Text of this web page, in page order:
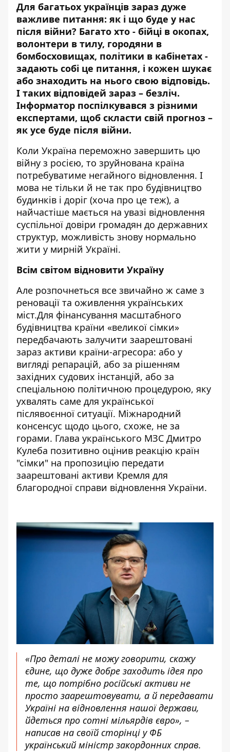
Для багатьох українців зараз дуже
важливе питання: як і що буде у нас
після війни? Багато хто - бійці в окопах,
волонтери в тилу, городяни в
бомбосховищах, політики в кабінетах -
задають собі це питання, і кожен шукає
або знаходить на нього свою відповідь.
І таких відповідей зараз – безліч.
Інформатор поспілкувався з різними
експертами, щоб скласти свій прогноз –
як усе буде після війни.
Коли Україна переможно завершить цю
війну з росією, то зруйнована країна
потребуватиме негайного відновлення. І
мова не тільки й не так про будівництво
будинків і доріг (хоча про це теж), а
найчастіше мається на увазі відновлення
суспільної довіри громадян до державних
структур, можливість знову нормально
жити у мирній Україні.
Всім світом відновити Україну
Але розпочнеться все звичайно ж саме з
реновації та оживлення українських
міст.Для фінансування масштабного
будівництва країни «великої сімки»
передбачають залучити заарештовані
зараз активи країни-агресора: або у
вигляді репарацій, або за рішенням
західних судових інстанцій, або за
спеціальною політичною процедурою, яку
ухвалять саме для української
післявоєнної ситуації. Міжнародний
консенсус щодо цього, схоже, не за
горами. Глава українського МЗС Дмитро
Кулеба позитивно оцінив реакцію країн
"сімки" на пропозицію передати
заарештовані активи Кремля для
благородної справи відновлення України.
«Про деталі не можу говорити, скажу
єдине, що дуже добре заходить ідея про
те, що потрібно російські активи не
просто заарештовувати, а й передавати
Україні на відновлення нашої держави,
йдеться про сотні мільярдів євро», –
написав на своїй сторінці у ФБ
український міністр закордонних справ.